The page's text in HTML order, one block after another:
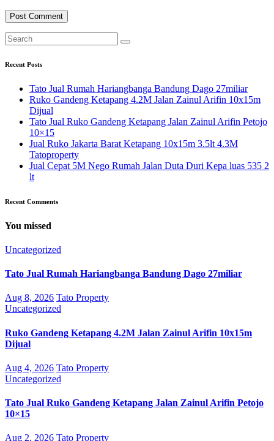
Recent Posts
Tato Jual Rumah Hariangbanga Bandung Dago 27miliar
Ruko Gandeng Ketapang 4.2M Jalan Zainul Arifin 10x15m
Dijual
Tato Jual Ruko Gandeng Ketapang Jalan Zainul Arifin Petojo
10×15
Jual Ruko Jakarta Barat Ketapang 10x15m 3.5lt 4.3M
Tatoproperty
Jual Cepat 5M Nego Rumah Jalan Duta Duri Kepa luas 535 2
lt
Recent Comments
You missed
Uncategorized
Tato Jual Rumah Hariangbanga Bandung Dago 27miliar
Aug 8, 2026 Tato Property
Uncategorized
Ruko Gandeng Ketapang 4.2M Jalan Zainul Arifin 10x15m
Dijual
Aug 4, 2026 Tato Property
Uncategorized
Tato Jual Ruko Gandeng Ketapang Jalan Zainul Arifin Petojo
10×15
Aug 2, 2026 Tato Property